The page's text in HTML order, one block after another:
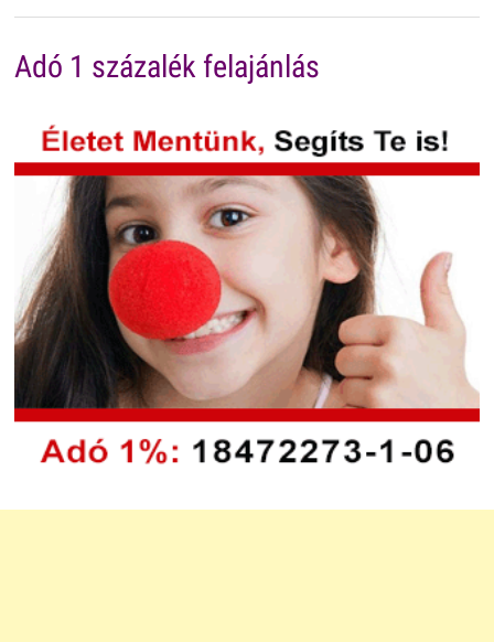
Adó 1 százalék felajánlás